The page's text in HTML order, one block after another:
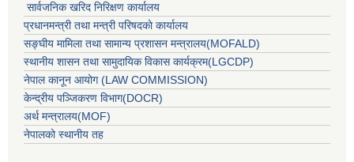
सार्वजनिक खरिद निरिक्षण कार्यालय
प्रधानमन्त्री तथा मन्त्री परिषदकाे कार्यालय
सङ्घीय मामिला तथा सामान्य प्रशासन मन्त्रालय(MOFALD)
स्थानीय शासन तथा सामुदायिक विकास कार्यक्रम(LGCDP)
नेपाल कानून आयोग (LAW COMMISSION)
केन्‍द्रीय पञ्‍जिकरण विभाग(DOCR)
अर्थ मन्‍त्रालय(MOF)
नेपालको स्थानीय तह